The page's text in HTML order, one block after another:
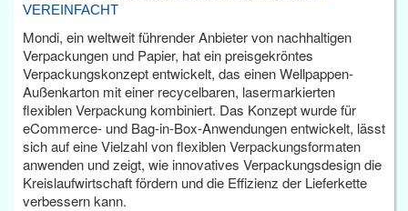
VEREINFACHT
Mondi, ein weltweit führender Anbieter von nachhaltigen
Verpackungen und Papier, hat ein preisgekröntes
Verpackungskonzept entwickelt, das einen Wellpappen-
Außenkarton mit einer recycelbaren, lasermarkierten
flexiblen Verpackung kombiniert. Das Konzept wurde für
eCommerce- und Bag-in-Box-Anwendungen entwickelt, lässt
sich auf eine Vielzahl von flexiblen Verpackungsformaten
anwenden und zeigt, wie innovatives Verpackungsdesign die
Kreislaufwirtschaft fördern und die Effizienz der Lieferkette
verbessern kann.